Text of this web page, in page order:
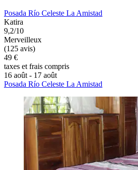
Posada Río Celeste La Amistad
Katira
9,2/10
Merveilleux
(125 avis)
49 €
taxes et frais compris
16 août - 17 août
Posada Río Celeste La Amistad